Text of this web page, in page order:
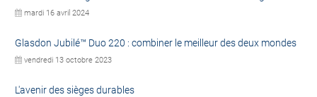
mardi 16 avril 2024
Glasdon Jubilé™ Duo 220 : combiner le meilleur des deux mondes
vendredi 13 octobre 2023
L'avenir des sièges durables